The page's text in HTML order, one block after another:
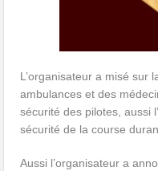
L’organisateur a misé sur
ambulances et des
sécurité des pilotes, aussi
sécurité de la course
Aussi l’organisateur a